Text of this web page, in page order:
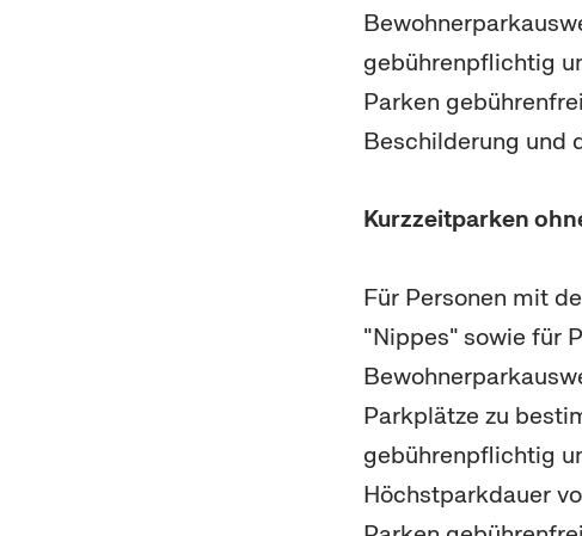
gebührenpflichtig
Parken
Beschilderung und
Kurzzeitparken
Für Personen mit
"Nippes" sowie für
Parkplätze zu
gebührenpflichtig
Höchstparkdauer